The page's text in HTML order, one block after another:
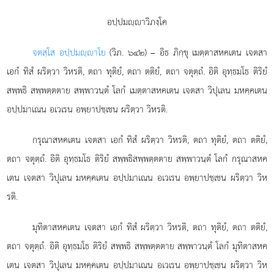
อปฺปมฺาวิภงฺโค
จตสฺโส อปฺปมฺาโย (วิภ. ๖๔๒) – อิธ ภิกฺขุ เมตฺตาสหคเตน เจตสา
เอกํ ทิสํ ผริตฺวา วิหรติ, ตถา ทุติยํ, ตถา ตติยํ, ตถา จตุตฺถํ. อิติ อุทฺธมโธ ติริยํ
สพฺพธิ สพฺพตฺตตาย สพฺพาวนฺตํ โลกํ เมตฺตาสหคเตน เจตสา วิปุเลน มหคฺคเตน
อปฺปมาเณน อเวเรน อพฺยาปชฺเชน ผริตฺวา วิหรติ.
กรุณาสหคเตน เจตสา เอกํ ทิสํ ผริตฺวา วิหรติ, ตถา ทุติยํ, ตถา ตติยํ,
ตถา จตุตฺถํ. อิติ อุทฺธมโธ ติริยํ สพฺพธิสพฺพตฺตตาย สพฺพาวนฺตํ โลกํ กรุณาสหค
เตน เจตสา วิปุเลน มหคฺคเตน อปฺปมาเณน อเวเรน อพฺยาปชฺเชน ผริตฺวา วิห
รติ.
มุทิตาสหคเตน เจตสา เอกํ ทิสํ ผริตฺวา วิหรติ, ตถา ทุติยํ, ตถา ตติยํ,
ตถา จตุตฺถํ. อิติ อุทฺธมโธ ติริยํ สพฺพธิ สพฺพตฺตตาย สพฺพาวนฺตํ โลกํ มุทิตาสหค
เตน เจตสา วิปุเลน มหคฺคเตน อปฺปมาเณน อเวเรน อพฺยาปชฺเชน ผริตฺวา วิห